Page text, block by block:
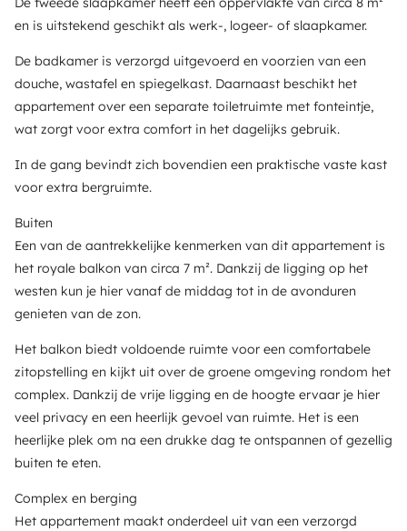
en is uitstekend geschikt als werk-, logeer- of slaapkamer.
De badkamer is verzorgd uitgevoerd en voorzien van een
douche, wastafel en spiegelkast. Daarnaast beschikt het
appartement over een separate toiletruimte met fonteintje,
wat zorgt voor extra comfort in het dagelijks gebruik.
In de gang bevindt zich bovendien een praktische vaste kast
voor extra bergruimte.
Buiten
Een van de aantrekkelijke kenmerken van dit appartement is
het royale balkon van circa 7 m². Dankzij de ligging op het
westen kun je hier vanaf de middag tot in de avonduren
genieten van de zon.
Het balkon biedt voldoende ruimte voor een comfortabele
zitopstelling en kijkt uit over de groene omgeving rondom het
complex. Dankzij de vrije ligging en de hoogte ervaar je hier
veel privacy en een heerlijk gevoel van ruimte. Het is een
heerlijke plek om na een drukke dag te ontspannen of gezellig
buiten te eten.
Complex en berging
Het appartement maakt onderdeel uit van een verzorgd